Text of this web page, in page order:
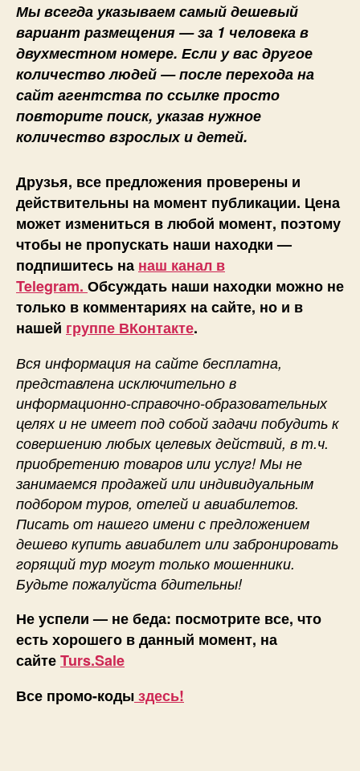
Мы всегда указываем самый дешевый
вариант размещения — за 1 человека в
двухместном номере. Если у вас другое
количество людей — после перехода на
сайт агентства по ссылке просто
повторите поиск, указав нужное
количество взрослых и детей.
Друзья, все предложения проверены и
действительны на момент публикации. Цена
может измениться в любой момент, поэтому
чтобы не пропускать наши находки —
подпишитесь на наш канал в
Telegram. Обсуждать наши находки можно не
только в комментариях на сайте, но и в
нашей группе ВКонтакте.
Вся информация на сайте бесплатна,
представлена исключительно в
информационно-справочно-образовательных
целях и не имеет под собой задачи побудить к
совершению любых целевых действий, в т.ч.
приобретению товаров или услуг! Мы не
занимаемся продажей или индивидуальным
подбором туров, отелей и авиабилетов.
Писать от нашего имени с предложением
дешево купить авиабилет или забронировать
горящий тур могут только мошенники.
Будьте пожалуйста бдительны!
Не успели — не беда: посмотрите все, что
есть хорошего в данный момент, на
сайтеTurs.Sale
Все промо-кодыздесь!